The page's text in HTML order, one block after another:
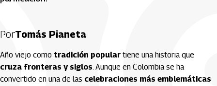
PorTomás Pianeta
Año viejo como tradición popular tiene una historia que
cruza fronteras y siglos. Aunque en Colombia se ha
convertido en una de las celebraciones más emblemáticas